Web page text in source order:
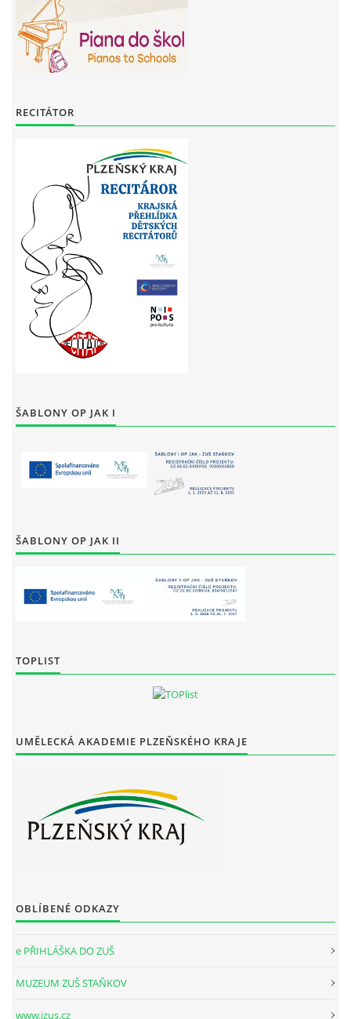
RECITÁTOR
ŠABLONY OP JAK I
ŠABLONY OP JAK II
TOPLIST
UMĚLECKÁ AKADEMIE PLZEŇSKÉHO KRAJE
OBLÍBENÉ ODKAZY
e PŘIHLÁŠKA DO ZUŠ
MUZEUM ZUŠ STAŇKOV
www.izus.cz